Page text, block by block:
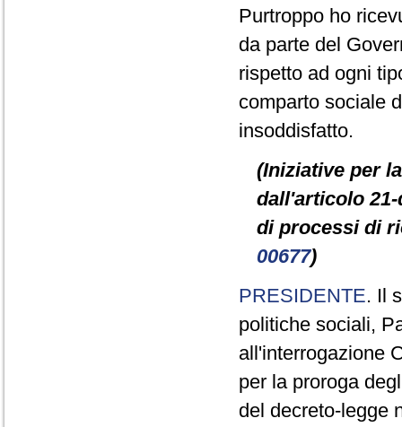
Purtroppo ho
da parte del
rispetto ad ogni
comparto sociale
insoddisfatto.
(Iniziative per
dall'articolo 21-
di processi di
00677)
PRESIDENTE. Il
politiche sociali,
all'interrogazione
per la proroga
del decreto-legge